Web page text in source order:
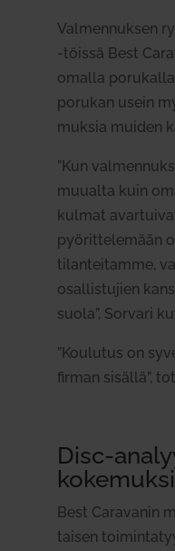
Val­men­nuksen
‑töissä Best
omalla
porukan usein
muksia muiden
”Kun
muualta kuin
kulmat
pyö­rit­te­lemään
tilan­tei­tamme,
osal­lis­tujien
suola”, Sorvari
”Kou­lutus on
firman sisällä”,
Disc-
Best Cara­vanin
taisen